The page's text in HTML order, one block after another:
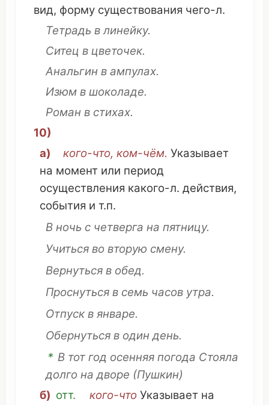
вид, форму существования чего-л.
Тетрадь влинейку.
Ситец в цветочек.
Анальгин в ампулах.
Изюм в шоколаде.
Роман в стихах.
10)
а)
кого-что, ком-чём. Указывает
на момент или период
осуществления какого-л. действия,
события и т.п.
В ночь с четверга на пятницу.
Учиться во вторую смену.
Вернуться в обед.
Проснуться в семь часов утра.
Отпуск в январе.
Обернуться в одиндень.
* В тот год осенняя погода Стояла
долго надворе (Пушкин)
б) отт. кого-что Указывает на